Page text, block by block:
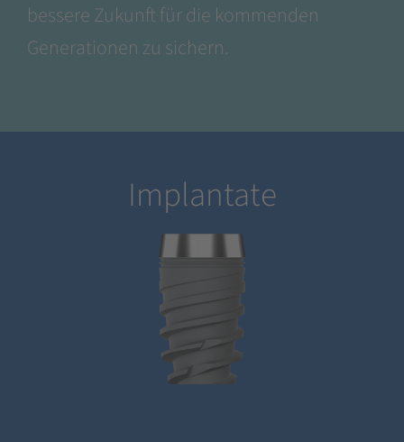
bessere Zukunft für die kommenden
Generationen zu sichern.
Implantate